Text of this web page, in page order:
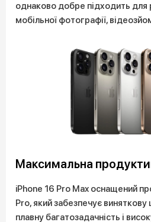
однаково добре підходить для
мобільної фотографії,
Максимальна
iPhone 16 Pro Max оснащений
Pro, який забезпечує
плавну багатозадачність і